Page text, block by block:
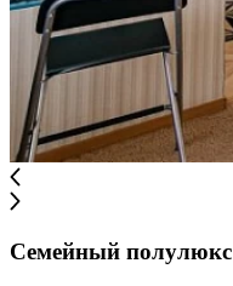
Семейный полулюкс